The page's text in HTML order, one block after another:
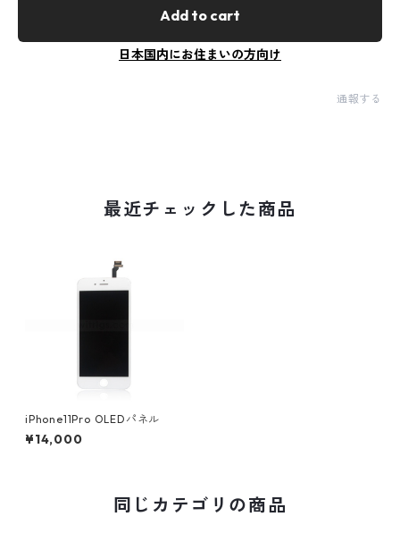
Add to cart
日本国内にお住まいの方向け
通報する
最近チェックした商品
iPhone11Pro OLEDパネル
¥14,000
同じカテゴリの商品